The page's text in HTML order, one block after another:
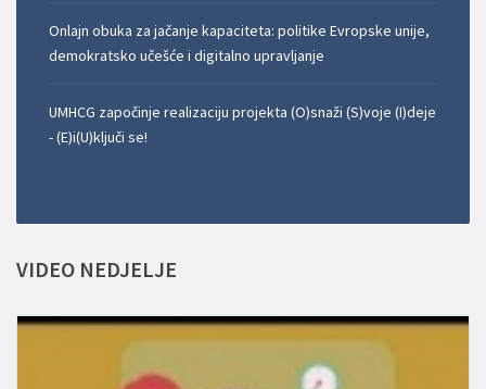
Onlajn obuka za jačanje kapaciteta: politike Evropske unije,
demokratsko učešće i digitalno upravljanje
UMHCG započinje realizaciju projekta (O)snaži (S)voje (I)deje
- (E)i(U)ključi se!
VIDEO NEDJELJE